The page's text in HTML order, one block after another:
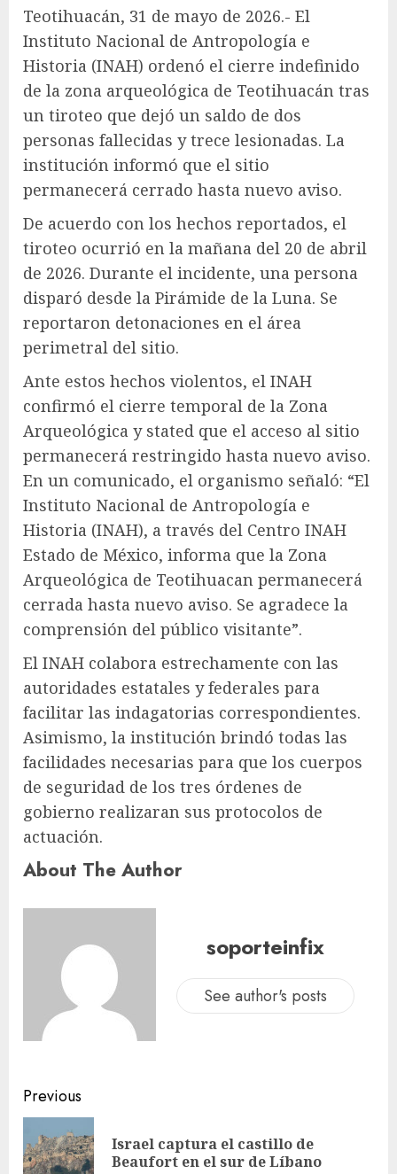
Teotihuacán, 31 de mayo de 2026.- El
Instituto Nacional de Antropología e
Historia (INAH) ordenó el cierre indefinido
de la zona arqueológica de Teotihuacán tras
un tiroteo que dejó un saldo de dos
personas fallecidas y trece lesionadas. La
institución informó que el sitio
permanecerá cerrado hasta nuevo aviso.
De acuerdo con los hechos reportados, el
tiroteo ocurrió en la mañana del 20 de abril
de 2026. Durante el incidente, una persona
disparó desde la Pirámide de la Luna. Se
reportaron detonaciones en el área
perimetral del sitio.
Ante estos hechos violentos, el INAH
confirmó el cierre temporal de la Zona
Arqueológica y stated que el acceso al sitio
permanecerá restringido hasta nuevo aviso.
En un comunicado, el organismo señaló: “El
Instituto Nacional de Antropología e
Historia (INAH), a través del Centro INAH
Estado de México, informa que la Zona
Arqueológica de Teotihuacan permanecerá
cerrada hasta nuevo aviso. Se agradece la
comprensión del público visitante”.
El INAH colabora estrechamente con las
autoridades estatales y federales para
facilitar las indagatorias correspondientes.
Asimismo, la institución brindó todas las
facilidades necesarias para que los cuerpos
de seguridad de los tres órdenes de
gobierno realizaran sus protocolos de
actuación.
About The Author
soporteinfix
See author's posts
Previous
Israel captura el castillo de
Beaufort en el sur de Líbano